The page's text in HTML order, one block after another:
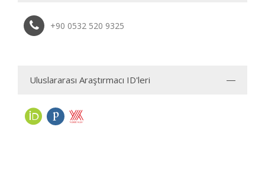
+90 0532 520 9325
Uluslararası Araştırmacı ID'leri